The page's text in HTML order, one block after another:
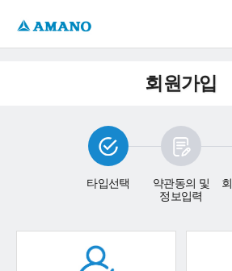
회원가입
타입선택
약관동의 및
정보입력